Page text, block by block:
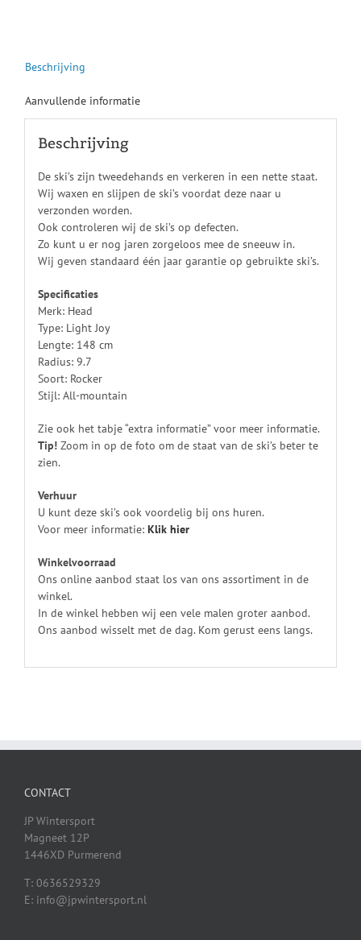
Beschrijving
Aanvullende informatie
Beschrijving
De ski’s zijn tweedehands en verkeren in een nette staat.
Wij waxen en slijpen de ski’s voordat deze naar u
verzonden worden.
Ook controleren wij de ski’s op defecten.
Zo kunt u er nog jaren zorgeloos mee de sneeuw in.
Wij geven standaard één jaar garantie op gebruikte ski’s.
Specificaties
Merk: Head
Type: Light Joy
Lengte: 148 cm
Radius: 9.7
Soort: Rocker
Stijl: All-mountain
Zie ook het tabje “extra informatie” voor meer informatie.
Tip!Zoom in op de foto om de staat van de ski’s beter te
zien.
Verhuur
U kunt deze ski’s ook voordelig bij ons huren.
Voor meer informatie: Klik hier
Winkelvoorraad
Ons online aanbod staat los van ons assortiment in de
winkel.
In de winkel hebben wij een vele malen groter aanbod.
Ons aanbod wisselt met de dag. Kom gerust eens langs.
CONTACT
JP Wintersport
Magneet 12P
1446XD Purmerend
T: 0636529329
E: info@jpwintersport.nl